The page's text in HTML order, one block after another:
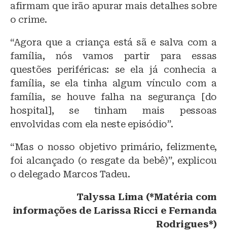
afirmam que irão apurar mais detalhes sobre
o crime.
“Agora que a criança está sã e salva com a
família, nós vamos partir para essas
questões periféricas: se ela já conhecia a
família, se ela tinha algum vínculo com a
família, se houve falha na segurança [do
hospital], se tinham mais pessoas
envolvidas com ela neste episódio”.
“Mas o nosso objetivo primário, felizmente,
foi alcançado (o resgate da bebê)”, explicou
o delegado Marcos Tadeu.
Talyssa Lima (*Matéria com
informações de Larissa Ricci e Fernanda
Rodrigues*)